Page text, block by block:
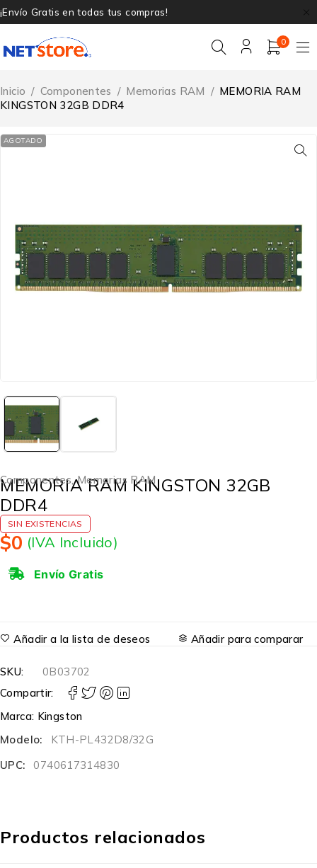
¡Envío Gratis en todas tus compras!
0
Inicio / Componentes / Memorias RAM / MEMORIA RAM
KINGSTON 32GB DDR4
AGOTADO
Componentes,Memorias RAM
MEMORIA RAM KINGSTON 32GB
DDR4
SIN EXISTENCIAS
$0 (IVA Incluido)
Envío Gratis
Añadir a la lista de deseos Añadir para comparar
SKU:
0B03702
Compartir:
Marca: Kingston
Modelo:
KTH-PL432D8/32G
UPC:
0740617314830
Productos relacionados